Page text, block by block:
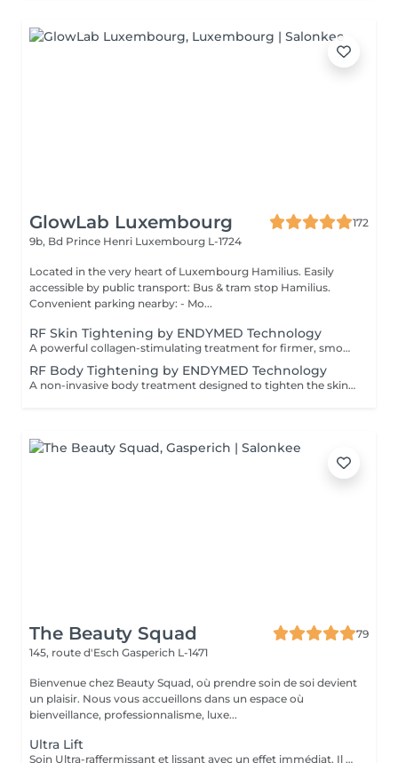
GlowLab Luxembourg
172
9b, Bd Prince Henri Luxembourg L-1724
Located in the very heart of Luxembourg Hamilius. Easily
accessible by public transport: Bus & tram stop Hamilius.
Convenient parking nearby: - Mo...
RF Skin Tightening by ENDYMED Technology
A powerful collagen-stimulating treatment for firmer, smoother, and visibly rejuvenated skin. A non-invasive RadioFrequency treatment designed to tighten the skin, improve elasticity, and stimulate natural collagen production for a firmer, more lifted appearance. At GlowLab, we use the original EndyMed® system a clinically proven, medical-grade technology known for its deep, controlled dermal heating and safe, effective skin tightening results without downtime. This treatment works by delivering focused radiofrequency energy into the deeper layers of the skin, activating collagen remodeling and improving skin structure from within. AVAILABLE TREATMENT AREAS: - EYES targeted treatment for the delicate eye area to smooth fine lines and improve skin firmness. - DOUBLE CHIN improves jawline definition and reduces skin laxity in the submental area. - FACE + EYES enhances overall skin firmness, smooths texture, and softens fine lines. - FACE + EYES + NECK comprehensive lifting treatment to improve elasticity and restore a firmer, more youthful appearance. - FACE + EYES + NECK + NECKLINE full rejuvenation protocol for maximum skin tightening and overall skin quality improvement. INDICATIONS: - Loss of skin firmness and elasticity - Fine lines and early wrinkles - Mild to moderate skin laxity - Dull or tired-looking skin - Loss of definition in jawline or neck area CONTRAINDICATIONS: - Pregnancy and breastfeeding - Pacemaker or metal implants in the treatment area - Active skin infections or inflammation - Severe skin conditions - Recent aggressive aesthetic procedures AFTERCARE & RECOMMENDATIONS: - Avoid excessive heat exposure (sauna, hot baths) for 2448 hours - Keep the skin well hydrated - Use daily SPF protection - Maintain a consistent treatment schedule for best results A course of 6 sessions is recommended: the first 4 sessions performed weekly, followed by 2 sessions every 2 weeks for optimal and long-lasting results.
RF Body Tightening by ENDYMED Technology
A non-invasive body treatment designed to tighten the skin, improve elasticity, and enhance body contours using advanced radiofrequency technology. At GlowLab, we use the original EndyMed® system a clinically proven, medical-grade technology that delivers controlled thermal energy into the deeper layers of the skin, stimulating collagen production and improving skin structure from within. This treatment helps to firm the skin, improve tone, and visibly refine body contours, making it ideal for areas affected by skin laxity or loss of firmness. TREATMENT OPTIONS: - 30 minutes targeted treatment for smaller areas such as arms, inner thighs, or localized zones. - 45 minutes extended treatment for medium areas or combined zones. - 60 minutes comprehensive treatment for larger areas, including abdomen, thighs, or full contouring focus. INDICATIONS: - Loss of skin firmness and elasticity - Skin laxity (post-weight loss or postpartum) - Uneven skin texture - Decreased skin tone - Body contour refinement CONTRAINDICATIONS: - Pregnancy and breastfeeding - Pacemaker or metal implants in the treatment area - Active skin infections or inflammation - Severe skin conditions AFTERCARE & RECOMMENDATIONS: - Stay well hydrated to support metabolic processes - Avoid excessive heat exposure (sauna, hot baths) for 2448 hours - Maintain a consistent treatment schedule - Combine with a healthy lifestyle for optimal results A comfortable, no-downtime solution for firmer, smoother, and more sculpted body contours. A course of 6-8 sessions is recommended, performed weekly for optimal and long-lasting results.
The Beauty Squad
79
145, route d'Esch Gasperich L-1471
Bienvenue chez Beauty Squad, où prendre soin de soi devient
un plaisir. Nous vous accueillons dans un espace où
bienveillance, professionnalisme, luxe...
Ultra Lift
Soin Ultra-raffermissant et lissant avec un effet immédiat. Il est sur-concentré en principes actifs afin de restructurer et de donner de l'élasticité à la peau. Son effet tenseur et restructurant intensif favorise la synthèse de collagène et d'élastine en diminuant le relachement et en redonnant du volume aux tissus. Le soin idéal pour restructurer, repulper lisser et rendre de l'élasticité à la peau. 1 soin : 135€ Forfait 5 soins : 610€